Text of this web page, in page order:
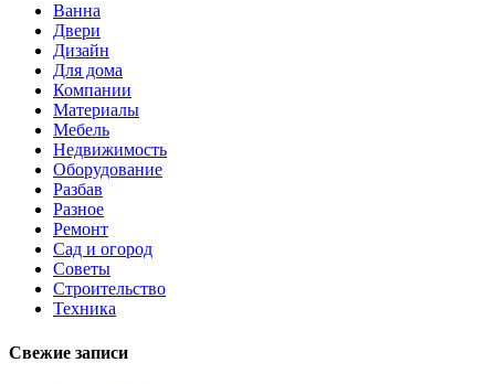
Ванна
Двери
Дизайн
Для дома
Компании
Материалы
Мебель
Недвижимость
Оборудование
Разбав
Разное
Ремонт
Сад и огород
Советы
Строительство
Техника
Свежие записи